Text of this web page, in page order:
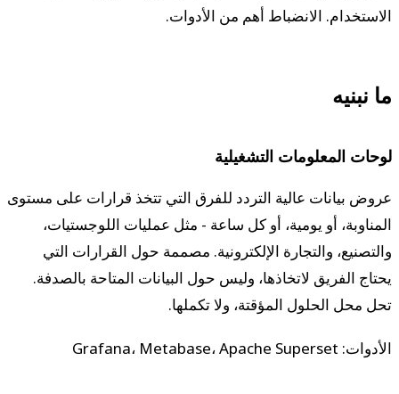
الاستخدام. الانضباط أهم من الأدوات.
ما نبنيه
لوحات المعلومات التشغيلية
عروض بيانات عالية التردد للفرق التي تتخذ قرارات على مستوى
المناوبة، أو يومية، أو كل ساعة - مثل عمليات اللوجستيات،
والتصنيع، والتجارة الإلكترونية. مصممة حول القرارات التي
يحتاج الفريق لاتخاذها، وليس حول البيانات المتاحة بالصدفة.
تحل محل الحلول المؤقتة، ولا تكملها.
الأدوات: Grafana، Metabase، Apache Superset